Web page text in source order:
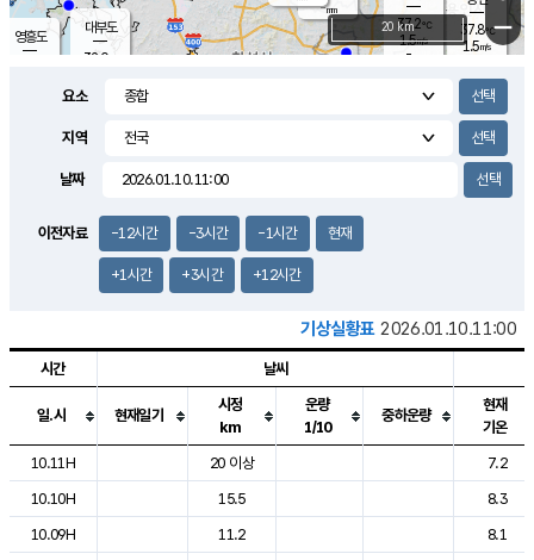
영흥도
37.8℃
1.5m/s
3.0m/s
대부도
32.0
-mm
37.2℃
1.5m/s
-
−
20 km
요소
지역
날짜
이전자료 -12시간 -3시간 -1시간 현재
+1시간 +3시간 +12시간
기상실황표 2026.01.10.11:00
도시별 기상실황표로 지점, 날씨, 기온, 강수, 바람, 기압등을 안내한 표입
시간 날씨
일.시 현재일기
시정
km
운량
1/10
중하운량
현재
기온
10.11H
20 이상
7.2
10.10H
15.5
8.3
10.09H
11.2
8.1